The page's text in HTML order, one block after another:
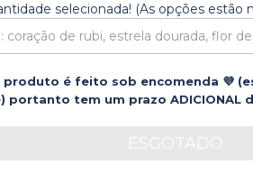
selecionada! (As opções estão
produto é feito sob encomenda 💜
portanto tem um prazo ADICIONAL